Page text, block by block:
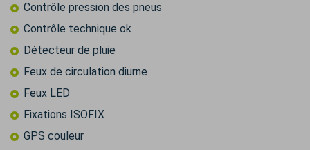
Contrôle pression des pneus
Contrôle technique ok
Détecteur de pluie
Feux de circulation diurne
Feux LED
Fixations ISOFIX
GPS couleur